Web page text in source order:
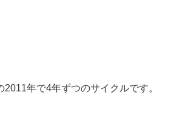
年で4年ずつのサイクルです。